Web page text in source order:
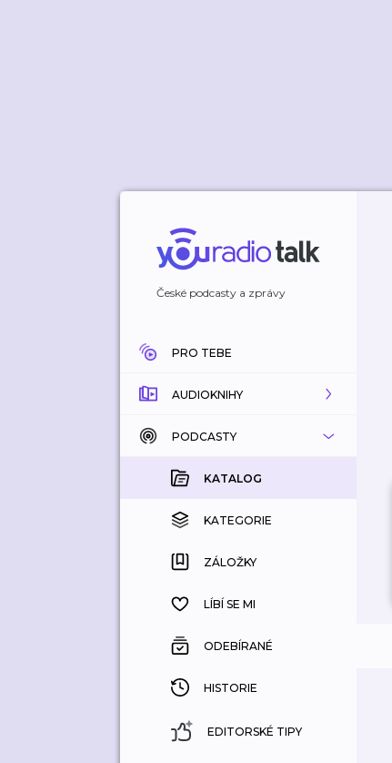
České podcasty a zprávy
PRO TEBE
AUDIOKNIHY
KATALOG
KOUPENÉ
KATEGORIE
ZÁLOŽKY
HISTORIE
PODCASTY
KATALOG
KATEGORIE
ZÁLOŽKY
LÍBÍ SE MI
ODEBÍRANÉ
HISTORIE
EDITORSKÉ TIPY